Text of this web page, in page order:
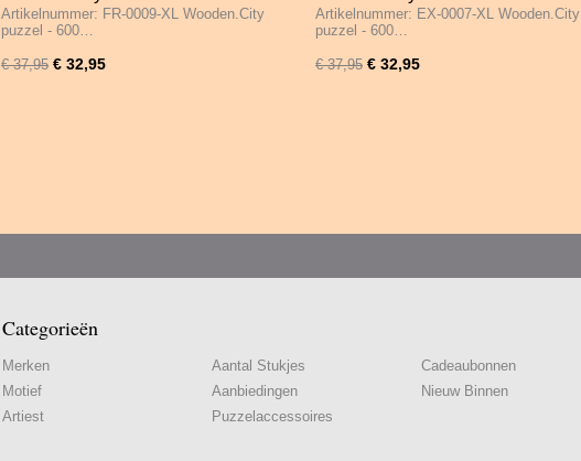
600 Stukjes
Artikelnummer: FR-0009-XL Wooden.City
puzzel - 600…
€ 37,95 € 32,95
Stukjes
Artikelnummer: EX-0007-XL Wooden.City
puzzel - 600…
€ 37,95 € 32,95
Categorieën
Merken
Motief
Artiest
Aantal Stukjes
Aanbiedingen
Puzzelaccessoires
Cadeaubonnen
Nieuw Binnen